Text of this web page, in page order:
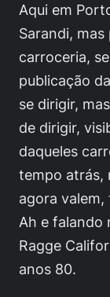
Aqui em
Sarandi, mas
carroceria,
publicação
se dirigir,
de dirigir,
daqueles
tempo atrás,
agora
Ah e falando
Ragge
anos 80.